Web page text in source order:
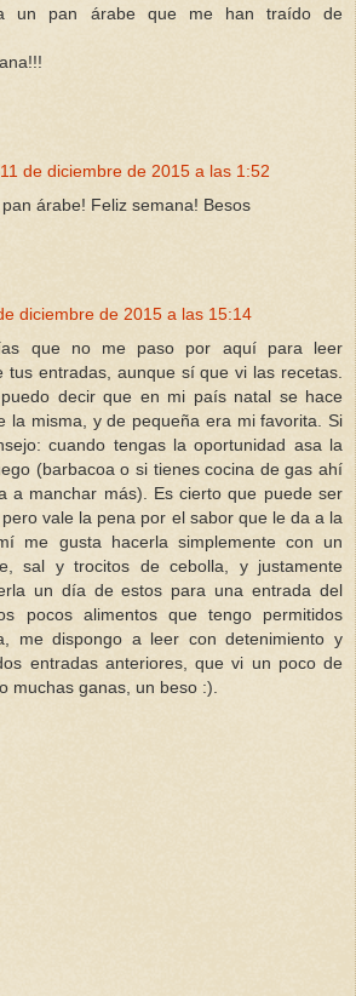
un pan árabe que me han traído de
11 de diciembre de 2015 a las 1:52
árabe! Feliz semana! Besos
diciembre de 2015 a las 15:14
que no me paso por aquí para leer
tus entradas, aunque sí que vi las recetas.
decir que en mi país natal se hace
la misma, y de pequeña era mi favorita. Si
cuando tengas la oportunidad asa la
(barbacoa o si tienes cocina de gas ahí
a manchar más). Es cierto que puede ser
vale la pena por el sabor que le da a la
me gusta hacerla simplemente con un
sal y trocitos de cebolla, y justamente
un día de estos para una entrada del
pocos alimentos que tengo permitidos
me dispongo a leer con detenimiento y
entradas anteriores, que vi un poco de
muchas ganas, un beso :).